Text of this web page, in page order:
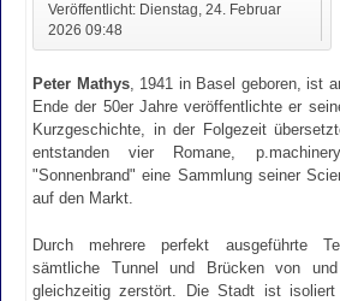
Veröffentlicht: Dienstag, 24. Februar
2026 09:48
Peter Mathys, 1941 in Basel geboren, ist
Ende der 50er Jahre veröffentlichte er
Kurzgeschichte, in der Folgezeit
entstanden vier Romane,
"Sonnenbrand" eine Sammlung seiner
auf den Markt.
Durch mehrere perfekt ausgeführte
sämtliche Tunnel und Brücken von
gleichzeitig zerstört. Die Stadt ist